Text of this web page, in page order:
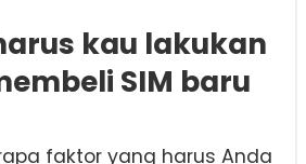
kau lakukan
SIM baru
faktor yang harus Anda